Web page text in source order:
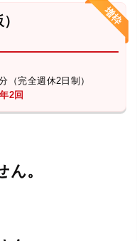
（完全週休2日制）
2回
。